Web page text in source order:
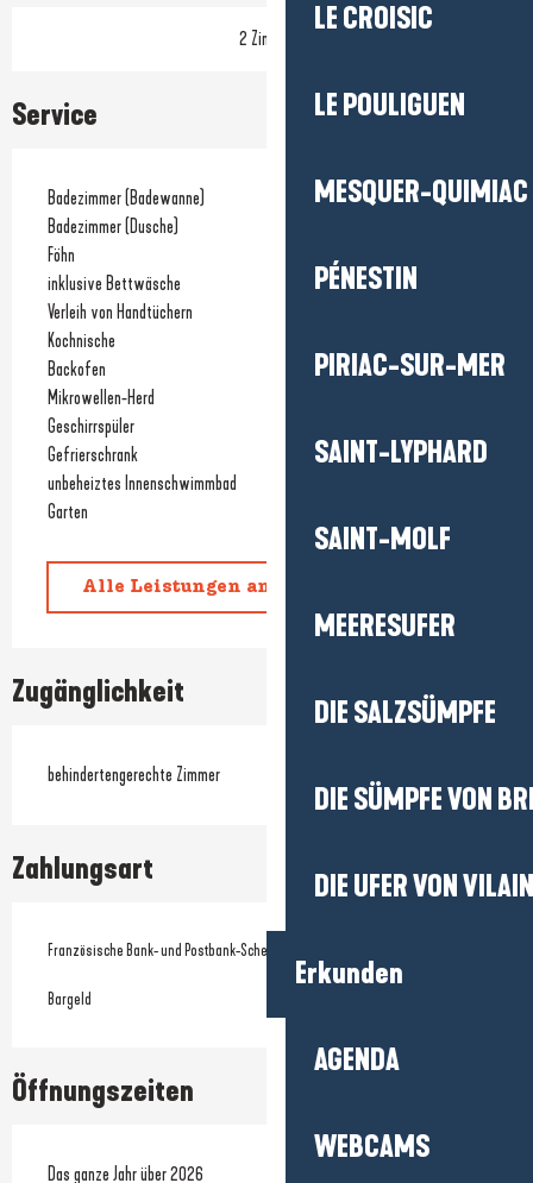
LE CROISIC
LE POULIGUEN
MESQUER-QUIMIAC
PÉNESTIN
PIRIAC-SUR-MER
SAINT-LYPHARD
SAINT-MOLF
MEERESUFER
DIE SALZSÜMPFE
DIE SÜMPFE VON
DIE UFER VON
Erkunden
AGENDA
WEBCAMS
2 Zimmer
Service
Badezimmer (Badewanne)
Badezimmer (Dusche)
Föhn
inklusive Bettwäsche
Verleih von Handtüchern
Kochnische
Backofen
Mikrowellen-Herd
Geschirrspüler
Gefrierschrank
unbeheiztes Innenschwimmbad
Garten
Alle Leistungen anzeigen
Zugänglichkeit
behindertengerechte Zimmer
Zahlungsart
Französische Bank- und Postbank-Schecks
Bargeld
Öffnungszeiten
Das ganze Jahr über 2026